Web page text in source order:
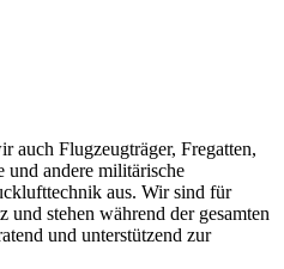
auch Flugzeugträger, Fregatten,
und andere militärische
aus. Wir sind für
stehen während der gesamten
und unterstützend zur